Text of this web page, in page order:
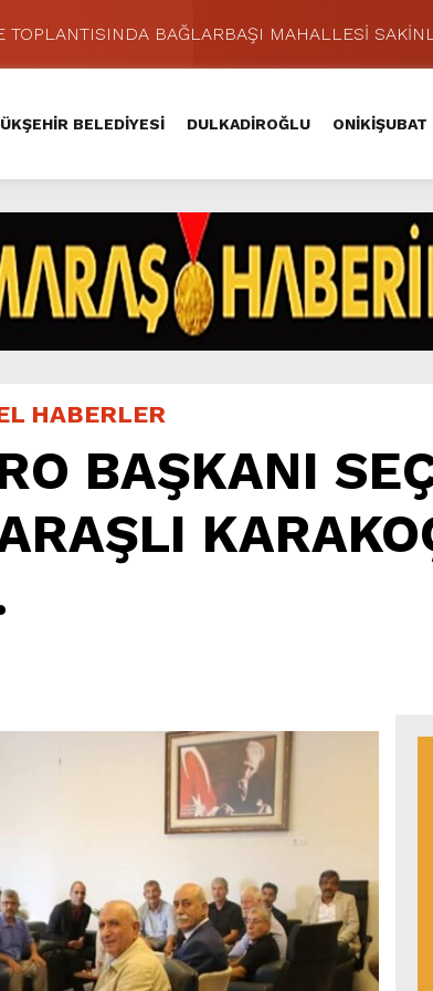
TOPLANTISINDA BAĞLARBAŞI MAHALLESİ
Büyük Dönüşüm Başladı.
Milyonluk Yol Yatırımını Tamamladı.
İkinci Etap Nefes Kesti.
Son Kat Asfalt Serimini Sürdürüyor.
Caddesi’ni Asfalta Hazırlıyor.
Değer Katan Yol Yatırımı.
ve Nostalji Bir Aradaydı.
Sahne Alacak.
BELEDİYESİ DULKADİROĞLU ONİKİŞUBAT
HABERLER
BAŞKANI